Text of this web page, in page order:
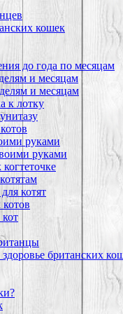
кошек
до года по месяцам
и месяцам
и месяцам
к лотку
руками
руками
котят
британских